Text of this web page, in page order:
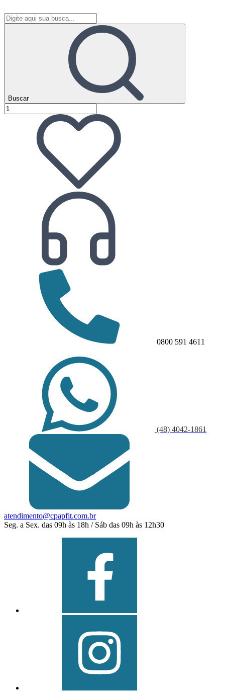
Buscar
0800 591 4611
(48) 4042-1861
atendimento@cpapfit.com.br
Seg. a Sex. das 09h às 18h / Sáb das 09h às 12h30